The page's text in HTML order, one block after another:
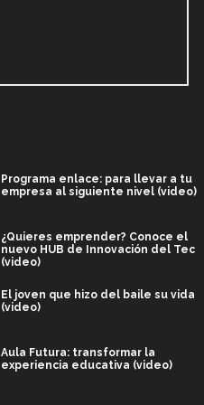
Programa enlace: para llevar a tu
empresa al siguiente nivel (video)
¿Quieres emprender? Conoce el
nuevo HUB de Innovación del Tec
(video)
El joven que hizo del baile su vida
(video)
Aula Futura: transformar la
experiencia educativa (video)